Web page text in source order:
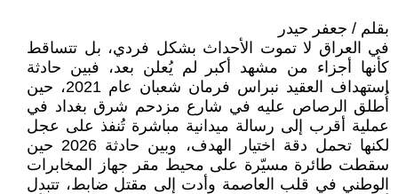
بقلم / جعفر حيدر
في العراق لا تموت الأحداث بشكل فردي، بل تتساقط
كأنها أجزاء من مشهد أكبر لم يُعلن بعد، فبين حادثة
استهداف العقيد نبراس فرمان شعبان عام 2021، حين
أُطلق الرصاص عليه في شارع مزدحم شرق بغداد في
عملية أقرب إلى رسالة ميدانية مباشرة تُنفذ على عجل
لكنها تحمل دقة اختيار الهدف، وبين حادثة 2026 حين
سقطت طائرة مسيّرة على محيط مقر جهاز المخابرات
الوطني في قلب العاصمة وأدت إلى مقتل ضابط، تتبدل